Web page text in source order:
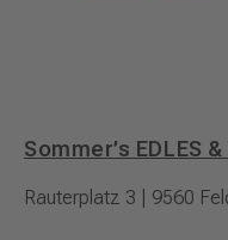
Sommer’s EDLES &
Rauterplatz 3 | 9560